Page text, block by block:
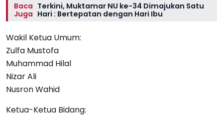
Baca
Juga
Terkini, Muktamar NU ke-34 Dimajukan Satu
Hari : Bertepatan dengan Hari Ibu
Wakil Ketua Umum:
Zulfa Mustofa
Muhammad Hilal
Nizar Ali
Nusron Wahid
Ketua-Ketua Bidang: